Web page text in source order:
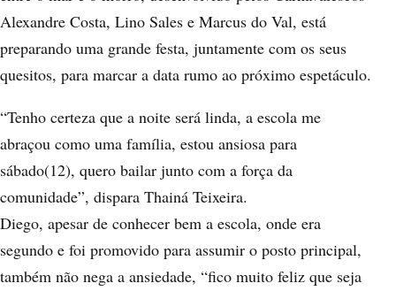
Alexandre Costa, Lino Sales e Marcus do Val, está
preparando uma grande festa, juntamente com os seus
quesitos, para marcar a data rumo ao próximo espetáculo.
“Tenho certeza que a noite será linda, a escola me
abraçou como uma família, estou ansiosa para
sábado(12), quero bailar junto com a força da
comunidade”, dispara Thainá Teixeira.
Diego, apesar de conhecer bem a escola, onde era
segundo e foi promovido para assumir o posto principal,
também não nega a ansiedade, “fico muito feliz que seja